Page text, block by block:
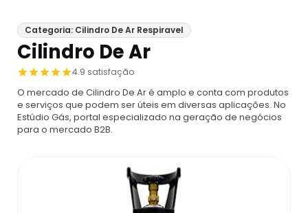
Quem Somos
Equipamento De Protecao Respiratoria
Proteção Respiratória Para Espaço
Máscara De Proteção Respiratória
Cilindro De Ar Respiravel
Cilindro De Ar Respirável Drager
Cilindro De Oxigênio 100 Litros
Anuncie
Categoria: Cilindro De Ar Respiravel
Cilindro De Ar
4.9 satisfação
O mercado de Cilindro De Ar é amplo e conta com produtos
e serviços que podem ser úteis em diversas aplicações. No
Estúdio Gás, portal especializado na geração de negócios
para o mercado B2B.